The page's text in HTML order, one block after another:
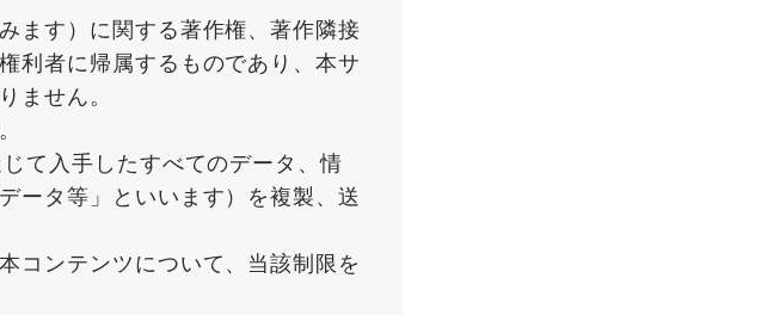
ます）に関する著作権、著作隣接
利者に帰属するものであり、本サ
ません。
て入手したすべてのデータ、情
ータ等」といいます）を複製、送
コンテンツについて、当該制限を